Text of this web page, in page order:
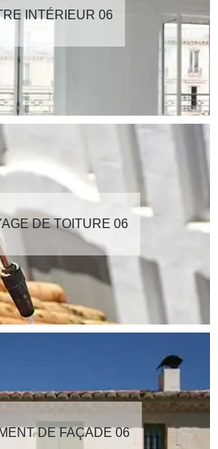
INTÉRIEUR 06
DE TOITURE 06
DE FAÇADE 06